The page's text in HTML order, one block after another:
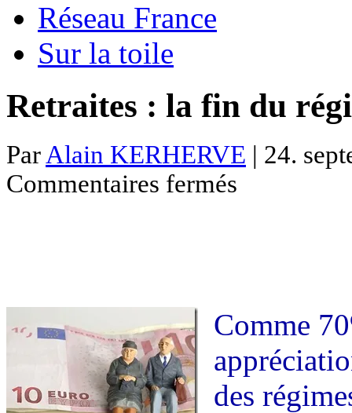
Réseau France
Sur la toile
Retraites : la fin du
Par Alain KERHERVE | 24.
Commentaires fermés
Comme
des